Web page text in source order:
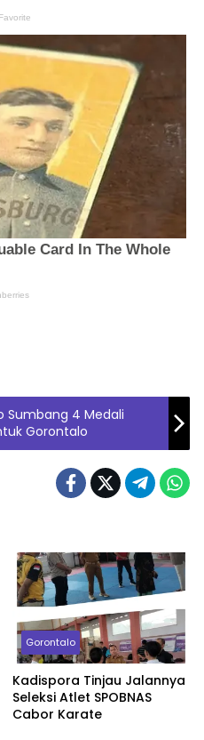
Sumbang 4 Medali
Gorontalo
Gorontalo
Kadispora Tinjau Jalannya
Seleksi Atlet SPOBNAS
Cabor Karate